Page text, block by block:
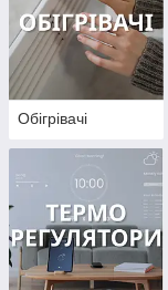
Обігрівачі